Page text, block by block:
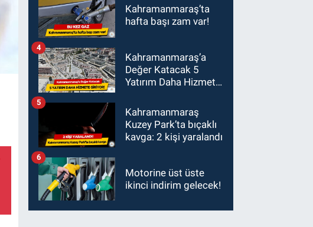
Kahramanmaraş’ta
hafta başı zam var!
Kahramanmaraş’a
Değer Katacak 5
Yatırım Daha Hizmete
4
Kahramanmaraş
Kuzey Park’ta bıçaklı
kavga: 2 kişi yaralandı
5
Motorine üst üste
ikinci indirim gelecek!
6